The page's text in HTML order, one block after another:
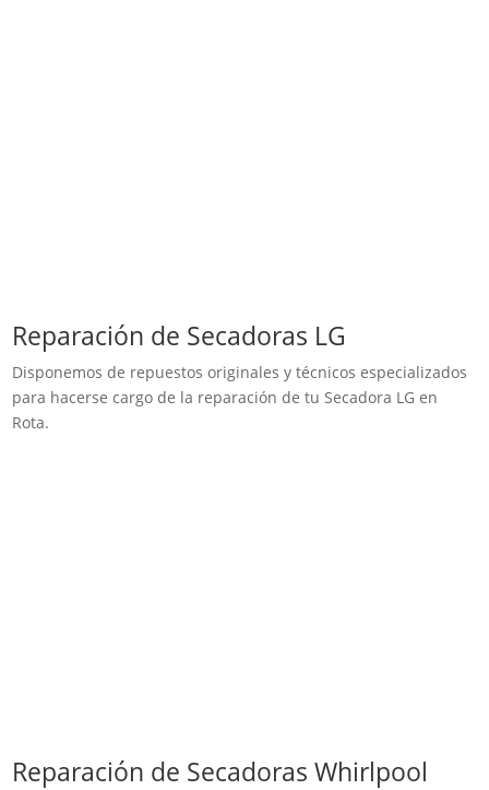
Reparación de Secadoras LG
Disponemos de repuestos originales y técnicos especializados
para hacerse cargo de la reparación de tu Secadora LG en
Rota.
Reparación de Secadoras Whirlpool